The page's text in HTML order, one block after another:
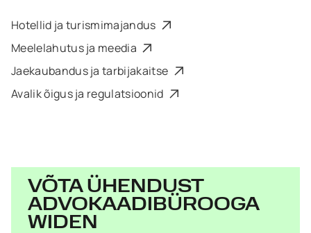
Hotellid ja turismimajandus
Meelelahutus ja meedia
Jaekaubandus ja tarbijakaitse
Avalik õigus ja regulatsioonid
VÕTA ÜHENDUST
ADVOKAADIBÜROOGA
WIDEN